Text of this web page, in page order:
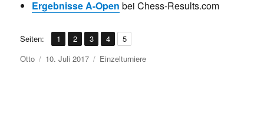
Ergebnisse A-Open bei Chess-Results.com
Seiten: Seite
1 ,
Seite
2 ,
Seite
3 ,
Seite
4 ,
Seite
5
Autor
Otto Veröffentlicht
am
10. Juli 2017 Kategorien
Einzelturniere